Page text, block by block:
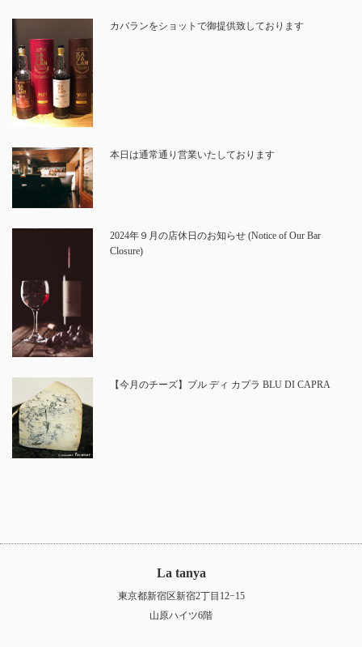
カバランをショットで御提供致しております
本日は通常通り営業いたしております
2024年９月の店休日のお知らせ (Notice of Our Bar
Closure)
【今月のチーズ】ブル ディ カプラ BLU DI CAPRA
La tanya
東京都新宿区新宿2丁目12−15
山原ハイツ6階